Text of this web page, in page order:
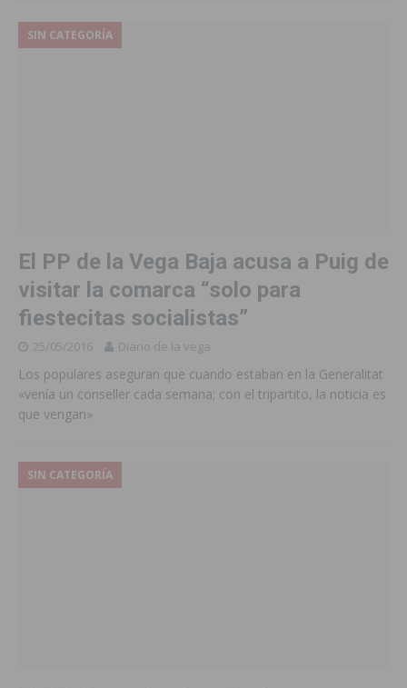
SIN CATEGORÍA
El PP de la Vega Baja acusa a Puig de
visitar la comarca “solo para
fiestecitas socialistas”
25/05/2016 Diario de la vega
Los populares aseguran que cuando estaban en la Generalitat
«venía un conseller cada semana; con el tripartito, la noticia es
que vengan»
SIN CATEGORÍA